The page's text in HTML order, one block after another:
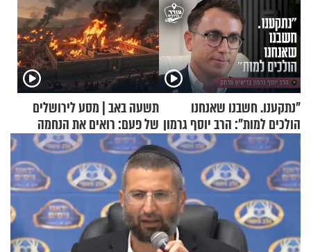
"נתקענו. חשבנו שאנחנו
הולכים למות": הרב יוסף גרמון
בריאיון מרתק
תשעה באב | מסע לירושלים
של פעם: רואים את הנחמה